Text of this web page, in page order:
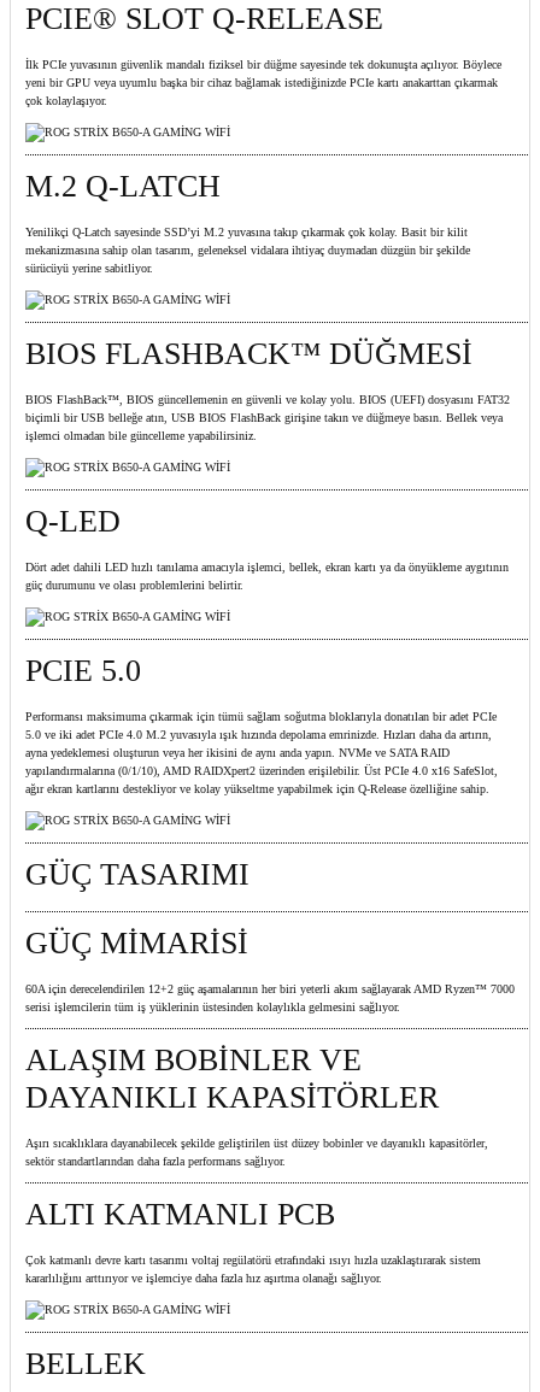
PCIE® SLOT Q-RELEASE
İlk PCIe yuvasının güvenlik mandalı fiziksel bir düğme sayesinde tek dokunuşta açılıyor. Böylece
yeni bir GPU veya uyumlu başka bir cihaz bağlamak istediğinizde PCIe kartı anakarttan çıkarmak
çok kolaylaşıyor.
M.2 Q-LATCH
Yenilikçi Q-Latch sayesinde SSD’yi M.2 yuvasına takıp çıkarmak çok kolay. Basit bir kilit
mekanizmasına sahip olan tasarım, geleneksel vidalara ihtiyaç duymadan düzgün bir şekilde
sürücüyü yerine sabitliyor.
BIOS FLASHBACK™ DÜĞMESİ
BIOS FlashBack™, BIOS güncellemenin en güvenli ve kolay yolu. BIOS (UEFI) dosyasını FAT32
biçimli bir USB belleğe atın, USB BIOS FlashBack girişine takın ve düğmeye basın. Bellek veya
işlemci olmadan bile güncelleme yapabilirsiniz.
Q-LED
Dört adet dahili LED hızlı tanılama amacıyla işlemci, bellek, ekran kartı ya da önyükleme aygıtının
güç durumunu ve olası problemlerini belirtir.
PCIE 5.0
Performansı maksimuma çıkarmak için tümü sağlam soğutma bloklarıyla donatılan bir adet PCIe
5.0 ve iki adet PCIe 4.0 M.2 yuvasıyla ışık hızında depolama emrinizde. Hızları daha da artırın,
ayna yedeklemesi oluşturun veya her ikisini de aynı anda yapın. NVMe ve SATA RAID
yapılandırmalarına (0/1/10), AMD RAIDXpert2 üzerinden erişilebilir. Üst PCIe 4.0 x16 SafeSlot,
ağır ekran kartlarını destekliyor ve kolay yükseltme yapabilmek için Q-Release özelliğine sahip.
GÜÇ TASARIMI
GÜÇ MİMARİSİ
60A için derecelendirilen 12+2 güç aşamalarının her biri yeterli akım sağlayarak AMD Ryzen™ 7000
serisi işlemcilerin tüm iş yüklerinin üstesinden kolaylıkla gelmesini sağlıyor.
ALAŞIM BOBİNLER VE
DAYANIKLI KAPASİTÖRLER
Aşırı sıcaklıklara dayanabilecek şekilde geliştirilen üst düzey bobinler ve dayanıklı kapasitörler,
sektör standartlarından daha fazla performans sağlıyor.
ALTI KATMANLI PCB
Çok katmanlı devre kartı tasarımı voltaj regülatörü etrafındaki ısıyı hızla uzaklaştırarak sistem
kararlılığını arttırıyor ve işlemciye daha fazla hız aşırtma olanağı sağlıyor.
BELLEK